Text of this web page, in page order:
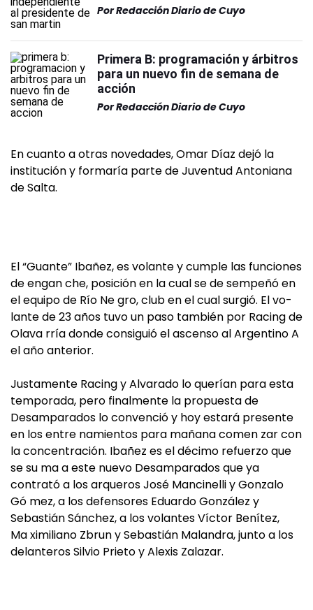
PorRedacción Diario de Cuyo
Primera B: programación y árbitros
para un nuevo fin de semana de
acción
PorRedacción Diario de Cuyo
En cuanto a otras novedades, Omar Díaz dejó la
institución y formaría parte de Juventud An­toniana
de Salta.
El “Guante” Ibañez, es volante y cumple las funciones
de engan­ che, posición en la cual se de­ sempeñó en
el equipo de Río Ne­ gro, club en el cual surgió. El vo­
lante de 23 años tuvo un paso también por Racing de
Olava­ rría donde consiguió el ascenso al Argentino A
el año anterior.
Justamente Racing y Alvarado lo querían para esta
temporada, pero finalmente la propuesta de
Desamparados lo convenció y hoy estará presente
en los entre­ namientos para mañana comen­ zar con
la concentración. Ibañez es el décimo refuerzo que
se su­ ma a este nuevo Desamparados que ya
contrató a los arqueros José Mancinelli y Gonzalo
Gó­ mez, a los defensores Eduardo González y
Sebastián Sánchez, a los volantes Víctor Benítez,
Ma­ ximiliano Zbrun y Sebastián Malandra, junto a los
delanteros Silvio Prieto y Alexis Zalazar.